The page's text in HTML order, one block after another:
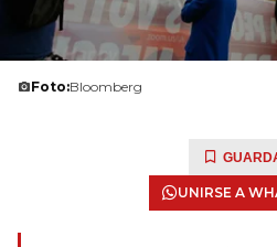
Foto:Bloomberg
UNIRSE A